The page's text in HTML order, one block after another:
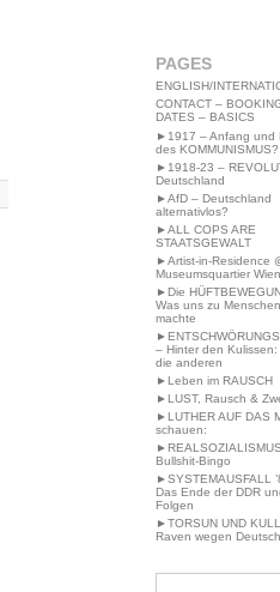
PAGES
ENGLISH/
CONTACT –
DATES – BASICS
►1917 – Anfang und
des KOMMUNISMUS?
►1918-23 –
Deutschland
►AfD – Deutschland
alternativlos?
►ALL COPS ARE
STAATSGEWALT
►Artist-in-Residence
Museumsquartier Wien
►Die
Was uns zu Menschen
machte
– Hinter den Kulissen:
die anderen
►Leben im RAUSCH
►LUST, Rausch &
►LUTHER AUF DAS
schauen:
Bullshit-Bingo
►SYSTEMAUSFALL
Das Ende der DDR
Folgen
►TORSUN UND
Raven wegen